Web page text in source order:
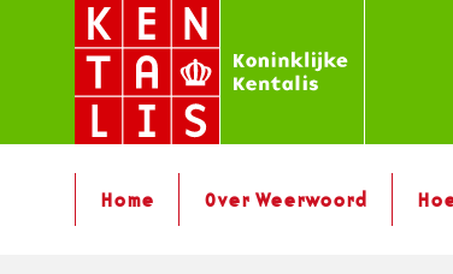
Home Over Weerwoord